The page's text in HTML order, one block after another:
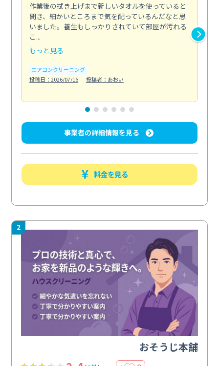
作業後の拭き上げまで新しいタオルを使っていると
聞き、細かいところまで気を配っているんだなと思
いました。養生もしっかりされていて部屋が汚れる
こ...
もっと見る
エアコンクリーニング
投稿日：2026/07/16
投稿者：あおい
事業者の詳細情報を見る
料金を見る
2
おそうじ本舗